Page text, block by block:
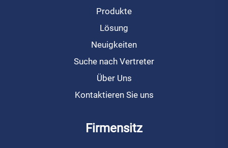
Produkte
Lösung
Neuigkeiten
Suche nach Vertreter
Über Uns
Kontaktieren Sie uns
Firmensitz